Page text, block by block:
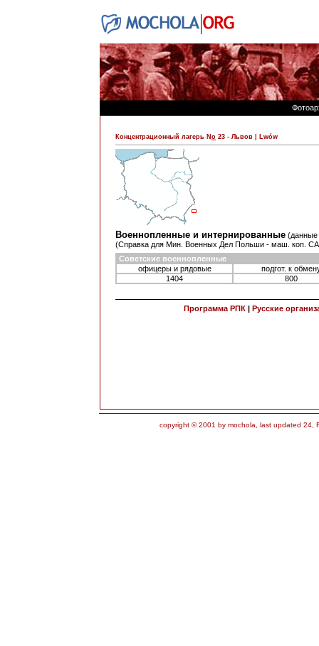
Концентрационный лагерь N o 23 - Львов | Lwów
Военнопленные и интернированные (данные
(Справка для Мин. Военных Дел Польши - маш. коп.
Советские военнопленные
офицеры и рядовые
подгот. к
1404
800
Программа РПК | Русские
copyright © 2001 by mochola, last updated 24,